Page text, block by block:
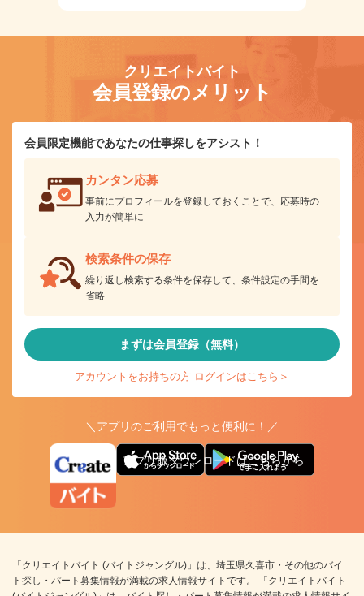
クリエイトバイト
会員登録のメリット
会員限定機能であなたの仕事探しをアシスト！
カンタン応募
事前にプロフィールを登録しておくことで、応募時の
入力が簡単に
検索条件の保存
繰り返し検索する条件を保存して、条件設定の手間を
省略
まずは会員登録（無料）
アカウントをお持ちの方 ログインはこちら＞
＼アプリのご利用でもっと便利に！／
アプリ版ダウンロードはこちらから
「クリエイトバイト (バイトジャングル)」は、埼玉県久喜市・その他のバイ
ト探し・パート募集情報が満載の求人情報サイトです。 「クリエイトバイト